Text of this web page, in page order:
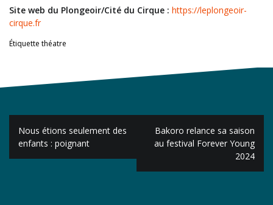
Site web du Plongeoir/Cité du Cirque : https://leplongeoir-
cirque.fr
Étiquette théatre
Navigation
de
l’article
Nous étions seulement des
enfants : poignant
Bakoro relance sa saison
au festival Forever Young
2024